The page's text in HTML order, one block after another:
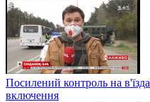
Посилений контроль на
включення